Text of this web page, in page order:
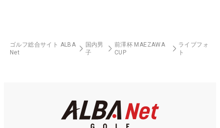
ゴルフ総合サイト ALBA
Net
国内男
子
前澤杯 MAEZAWA
CUP
ライブフォ
ト